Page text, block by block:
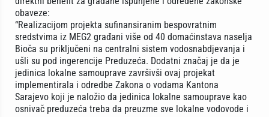
obaveze:
“Realizacijom projekta sufinansiranim bespovratnim
sredstvima iz MEG2 građani više od 40 domaćinstava naselja
Bioča su priključeni na centralni sistem vodosnabdjevanja i
ušli su pod ingerencije Preduzeća. Dodatni značaj je da je
jedinica lokalne samouprave završivši ovaj projekat
implementirala i odredbe Zakona o vodama Kantona
Sarajevo koji je naložio da jedinica lokalne samouprave kao
osnivač preduzeća treba da preuzme sve lokalne vodovode i